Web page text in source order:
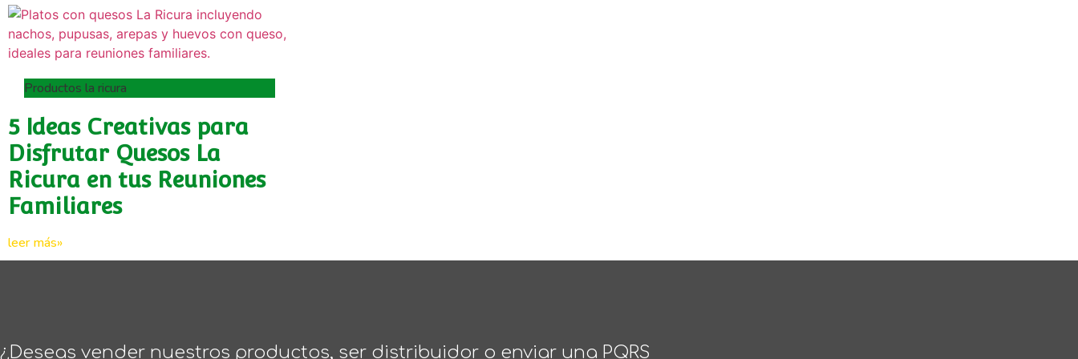
Productos la ricura
5 Ideas Creativas para
Disfrutar Quesos La
Ricura en tus Reuniones
Familiares
leer más»
¿Deseas vender nuestros productos, ser distribuidor o enviar una PQRS